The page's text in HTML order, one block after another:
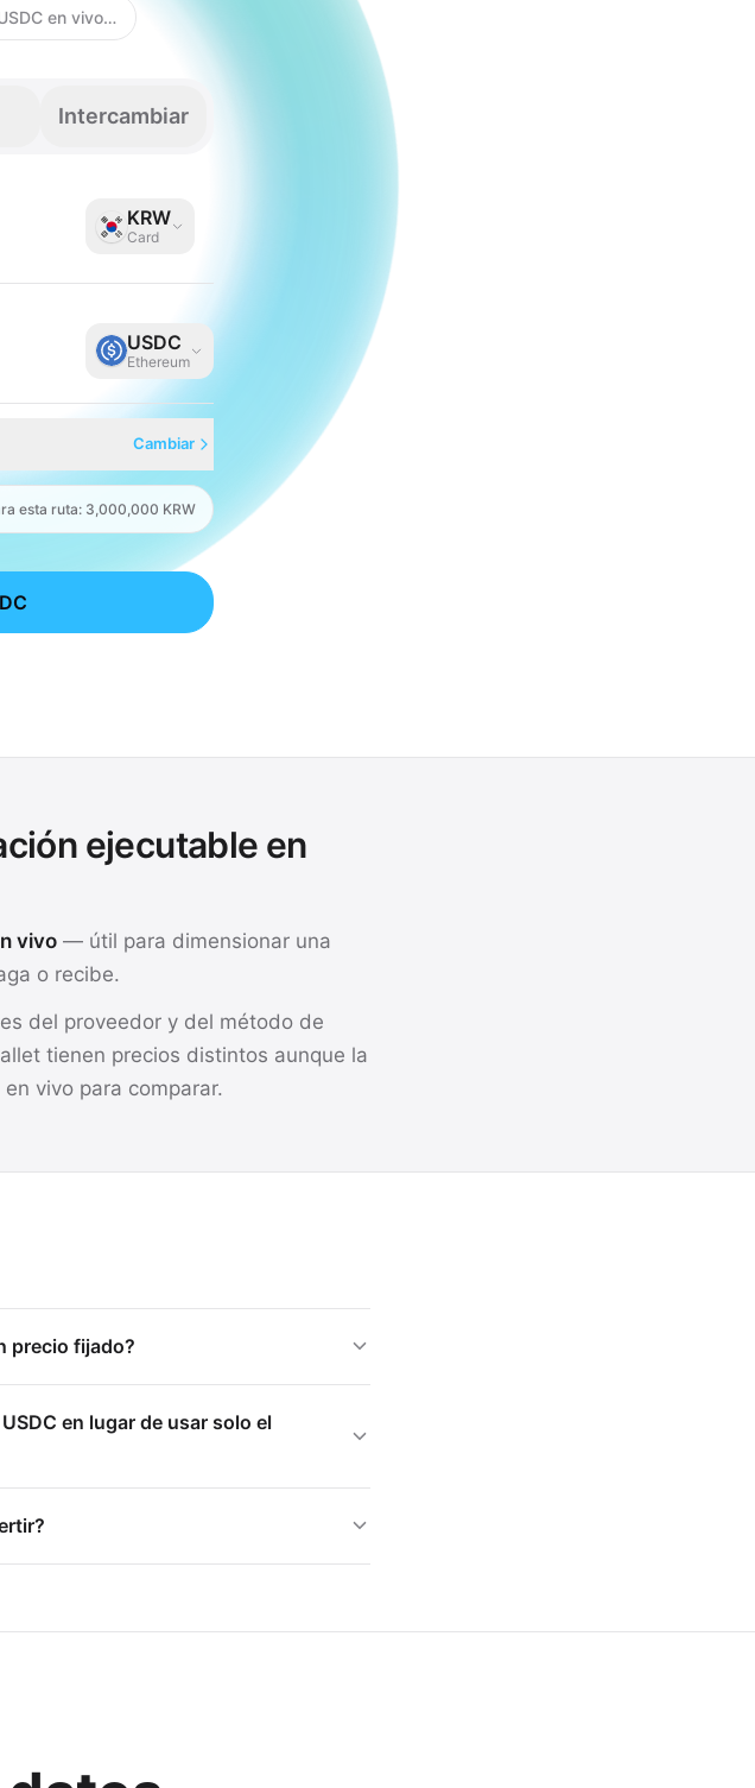
en vivo…
Intercambiar
KRW
Card
USDC
Ethereum
Cambiar
esta ruta: 3,000,000 KRW
ejecutable en
vivo — útil para dimensionar una
o recibe.
del proveedor y del método de
tienen precios distintos aunque la
vivo para comparar.
precio fijado?
en lugar de usar solo el